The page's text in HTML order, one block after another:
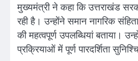
मुख्यमंत्री ने कहा कि उत्तराखंड
रही है। उन्होंने समान नागरिक
की महत्वपूर्ण उपलब्धियां बताया।
प्रक्रियाओं में पूर्ण पारदर्शिता